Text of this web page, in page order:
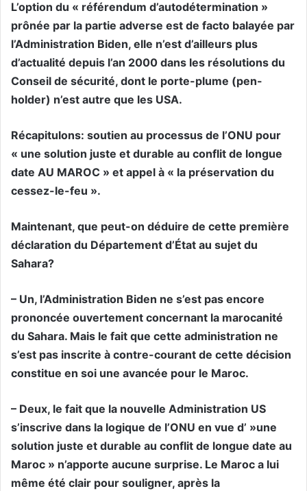
L’option du « référendum d’autodétermination »
prônée par la partie adverse est de facto balayée par
l’Administration Biden, elle n’est d’ailleurs plus
d’actualité depuis l’an 2000 dans les résolutions du
Conseil de sécurité, dont le porte-plume (pen-
holder) n’est autre que les USA.
Récapitulons: soutien au processus de l’ONU pour
« une solution juste et durable au conflit de longue
date AU MAROC » et appel à « la préservation du
cessez-le-feu ».
Maintenant, que peut-on déduire de cette première
déclaration du Département d’État au sujet du
Sahara?
– Un, l’Administration Biden ne s’est pas encore
prononcée ouvertement concernant la marocanité
du Sahara. Mais le fait que cette administration ne
s’est pas inscrite à contre-courant de cette décision
constitue en soi une avancée pour le Maroc.
– Deux, le fait que la nouvelle Administration US
s’inscrive dans la logique de l’ONU en vue d’ »une
solution juste et durable au conflit de longue date au
Maroc » n’apporte aucune surprise. Le Maroc a lui
même été clair pour souligner, après la